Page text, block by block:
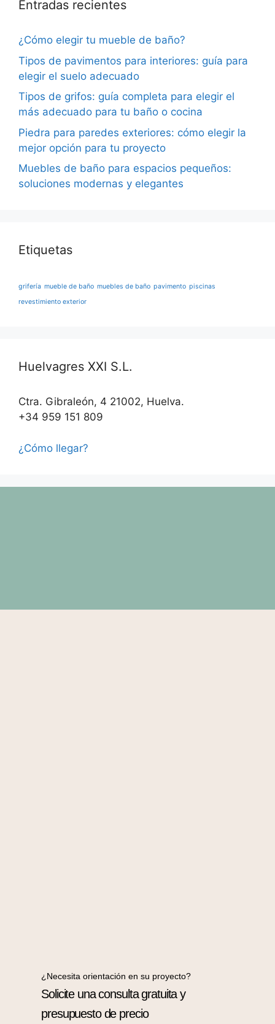
Entradas recientes
¿Cómo elegir tu mueble de baño?
Tipos de pavimentos para interiores: guía para
elegir el suelo adecuado
Tipos de grifos: guía completa para elegir el
más adecuado para tu baño o cocina
Piedra para paredes exteriores: cómo elegir la
mejor opción para tu proyecto
Muebles de baño para espacios pequeños:
soluciones modernas y elegantes
Etiquetas
grifería mueble de baño muebles de baño pavimento piscinas
revestimiento exterior
Huelvagres XXI S.L.
Ctra. Gibraleón, 4 21002, Huelva.
+34 959 151 809
¿Cómo llegar?
¿Necesita orientación en su proyecto?
Solicite una consulta gratuita y
presupuesto de precio